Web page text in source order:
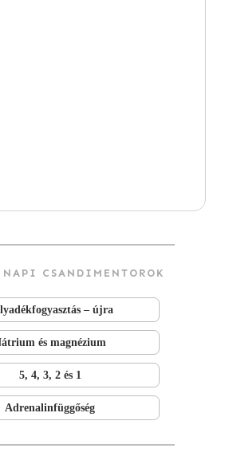
NAPI CSANDIMENTOROK
– újra
és magnézium
5, 4, 3, 2 és 1
Adrenalinfüggőség